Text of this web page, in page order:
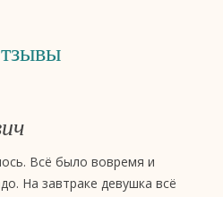
Всё было вовремя и
На завтраке девушка всё